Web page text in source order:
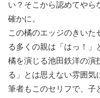
い？そこから認めてや
確かに。
この橘のエッジのきいた
る多くの親は「はっ！」
橘を演じる池田鉄洋の演
る」とは思えない雰囲気
筆者もこのセリフで、子